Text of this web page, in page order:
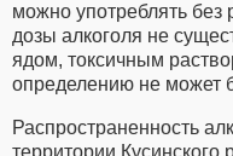
можно употреблять без
дозы алкоголя не
ядом, токсичным
определению не может
Распространенность